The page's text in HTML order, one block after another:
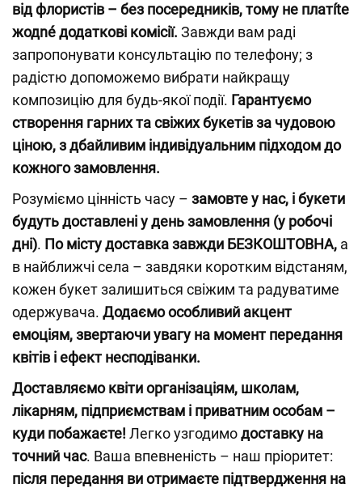
від флористів – без посередників, тому не платíte
жодné додаткові комісії. Завжди вам раді
запропонувати консультацію по телефону; з
радістю допоможемо вибрати найкращу
композицію для будь-якої події. Гарантуємо
створення гарних та свіжих букетів за чудовою
ціною, з дбайливим індивідуальним підходом до
кожного замовлення.
Розуміємо цінність часу – замовте у нас, і букети
будуть доставлені у день замовлення (у робочі
дні). По місту доставка завжди БЕЗКОШТОВНА, а
в найближчі села – завдяки коротким відстаням,
кожен букет залишиться свіжим та радуватиме
одержувача. Додаємо особливий акцент
емоціям, звертаючи увагу на момент передання
квітів і ефект несподіванки.
Доставляємо квіти організаціям, школам,
лікарням, підприємствам і приватним особам –
куди побажаєте! Легко узгодимодоставку на
точний час. Ваша впевненість – наш пріоритет:
після передання ви отримаєте підтвердження на